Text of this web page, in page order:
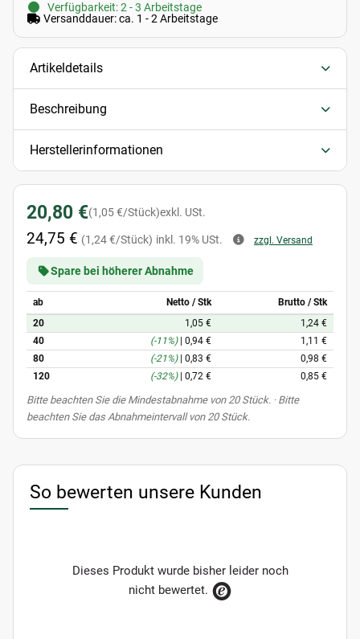
Verfügbarkeit: 2 - 3 Arbeitstage
Versanddauer: ca. 1 - 2 Arbeitstage
Artikeldetails
Beschreibung
Herstellerinformationen
20,80 €(1,05 €/Stück)exkl. USt.
24,75 € (1,24 €/Stück) inkl. 19% USt. zzgl. Versand
Spare bei höherer Abnahme
ab Netto / Stk
Brutto / Stk
20
1,05 €
1,24 €
40
(-11%) 0,94 €
1,11 €
80
(-21%) 0,83 €
0,98 €
120
(-32%) 0,72 € 0,85 €
xBitte beachten Sie die Mindestabnahme von 20 Stück. · Bitte
beachten Sie das Abnahmeintervall von 20 Stück.
So bewerten unsere Kunden
Dieses Produkt wurde bisher leider noch
nicht bewertet.